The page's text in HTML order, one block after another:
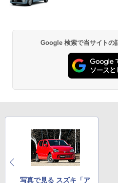
Google 検索で当サイトの
写真で見る スズキ「ア